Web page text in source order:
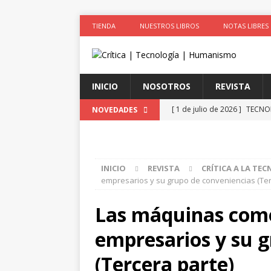
TIENDA NUESTROS LIBROS NOTAS LIBRES
INICIO NOSOTROS REVISTA
NOVEDADES [ 1 de julio de 2026 ]
Arte
ACTIVISTAS POR CAUSAS
colonizadores (Segunda
[ 1 de julio de 2026 ]
La
ESPIRITUALIDAD
INICIO REVISTA CRÍTICA A LA
empresarios y su grupo de conveniencias
Las máquinas
empresarios y su
(Tercera parte)